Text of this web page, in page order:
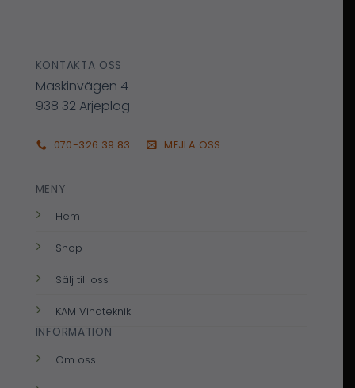
KONTAKTA OSS
Maskinvägen 4
938 32 Arjeplog
070-326 39 83 MEJLA OSS
MENY
Hem
Shop
Sälj till oss
KAM Vindteknik
INFORMATION
Om oss